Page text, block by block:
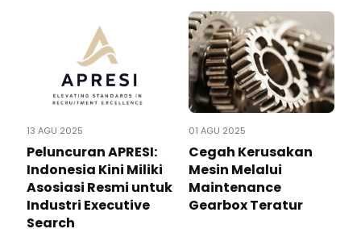
13 AGU 2025
Peluncuran APRESI:
Indonesia Kini Miliki
Asosiasi Resmi untuk
Industri Executive
Search
01 AGU 2025
Cegah Kerusakan
Mesin Melalui
Maintenance
Gearbox Teratur